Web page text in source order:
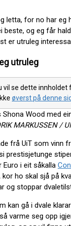
letta, for no har eg
beste, og eg får
er utruleg
utruleg
vil se dette innholdet
øverst på denne
Wood med
MARKUSSEN /
frå UiT som vinn
prestisjetunge
Euro i eit såkalla
kor ho skal sjå på
og stoppar
kan gå i dvale
varme seg opp